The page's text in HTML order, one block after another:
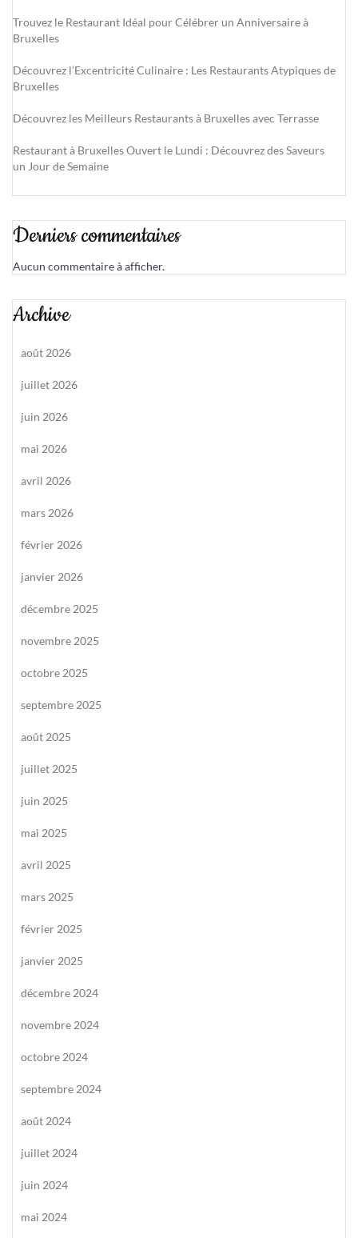
Trouvez le Restaurant Idéal pour Célébrer un Anniversaire à
Bruxelles
Découvrez l’Excentricité Culinaire : Les Restaurants Atypiques de
Bruxelles
Découvrez les Meilleurs Restaurants à Bruxelles avec Terrasse
Restaurant à Bruxelles Ouvert le Lundi : Découvrez des Saveurs
un Jour de Semaine
Derniers commentaires
Aucun commentaire à afficher.
Archive
août 2026
juillet 2026
juin 2026
mai 2026
avril 2026
mars 2026
février 2026
janvier 2026
décembre 2025
novembre 2025
octobre 2025
septembre 2025
août 2025
juillet 2025
juin 2025
mai 2025
avril 2025
mars 2025
février 2025
janvier 2025
décembre 2024
novembre 2024
octobre 2024
septembre 2024
août 2024
juillet 2024
juin 2024
mai 2024